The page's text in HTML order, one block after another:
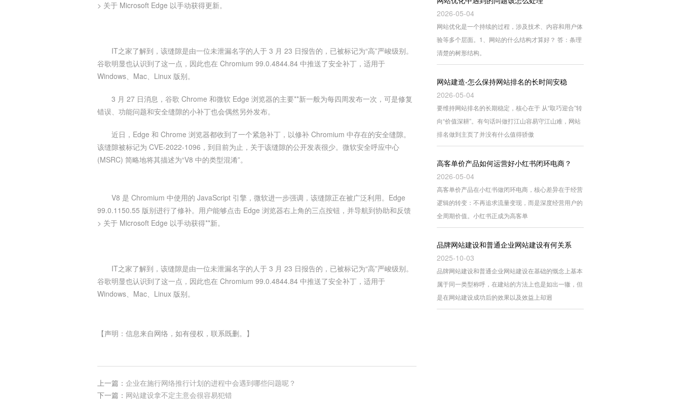
> 关于 Microsoft Edge 以手动获得更新。
IT之家了解到，该缝隙是由一位未泄漏名字的人于 3 月 23 日报告的，已被标记为“高”严峻级别。
谷歌明显也认识到了这一点，因此也在 Chromium 99.0.4844.84 中推送了安全补丁，适用于
Windows、Mac、Linux 版别。
3 月 27 日消息，谷歌 Chrome 和微软 Edge 浏览器的主要**新一般为每四周发布一次，可是修复
错误、功能问题和安全缝隙的小补丁也会偶然另外发布。
近日，Edge 和 Chrome 浏览器都收到了一个紧急补丁，以修补 Chromium 中存在的安全缝隙。
该缝隙被标记为 CVE-2022-1096，到目前为止，关于该缝隙的公开发表很少。微软安全呼应中心
(MSRC) 简略地将其描述为“V8 中的类型混淆”。
V8 是 Chromium 中使用的 JavaScript 引擎，微软进一步强调，该缝隙正在被广泛利用。Edge
99.0.1150.55 版别进行了修补。用户能够点击 Edge 浏览器右上角的三点按钮，并导航到协助和反馈
> 关于 Microsoft Edge 以手动获得**新。
IT之家了解到，该缝隙是由一位未泄漏名字的人于 3 月 23 日报告的，已被标记为“高”严峻级别。
谷歌明显也认识到了这一点，因此也在 Chromium 99.0.4844.84 中推送了安全补丁，适用于
Windows、Mac、Linux 版别。
【声明：信息来自网络，如有侵权，联系既删。】
上一篇： 企业在施行网络推行计划的进程中会遇到哪些问题呢？
下一篇： 网站建设拿不定主意会很容易犯错
2026-05-04
网站优化是一个持续的过程，涉及技术、内容和用户体
验等多个层面。1、网站的什么结构才算好？ 答：条理
清楚的树形结构。
网站建造-怎么保持网站排名的长时间安稳
2026-05-04
要维持网站排名的长期稳定，核心在于 从“取巧迎合”转
向“价值深耕”。有句话叫做打江山容易守江山难，网站
排名做到主页了并没有什么值得骄傲
高客单价产品如何运营好小红书闭环电商？
2026-05-04
高客单价产品在小红书做闭环电商，核心差异在于经营
逻辑的转变：不再追求流量变现，而是深度经营用户的
全周期价值。小红书正成为高客单
品牌网站建设和普通企业网站建设有何关系
2025-10-03
品牌网站建设和普通企业网站建设在基础的慨念上基本
属于同一类型称呼，在建站的方法上也是如出一辙，但
是在网站建设成功后的效果以及效益上却迥